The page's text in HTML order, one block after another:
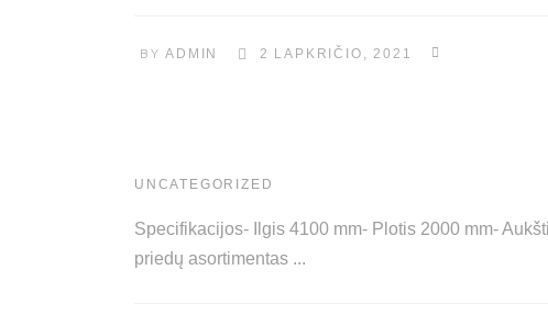
BYADMIN 2 LAPKRIČIO, 2021
UNCATEGORIZED
Specifikacijos- Ilgis 4100 mm- Plotis 2000 mm-
priedų asortimentas